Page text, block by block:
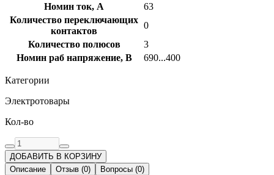
Номин ток, А
63
Количество переключающих
контактов
0
Количество полюсов
3
Номин раб напряжение, В
690...400
Категории
Электротовары
Кол-во
ДОБАВИТЬ В КОРЗИНУ
Описание
Отзыв (0) Вопросы (0)